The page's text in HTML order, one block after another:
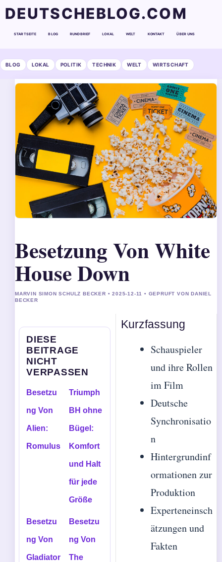
DEUTSCHEBLOG.COM
STARTSEITE BLOG RUNDBRIEF LOKAL WELT KONTAKT ÜBER UNS
BLOG LOKAL POLITIK TECHNIK WELT WIRTSCHAFT
Besetzung Von White
House Down
MARVIN SIMON SCHULZ BECKER • 2025-12-11 • GEPRUFT VON DANIEL
BECKER
DIESE
BEITRAGE
NICHT
VERPASSEN
Besetzu
ng Von
Alien:
Romulus
Triumph
BH ohne
Bügel:
Komfort
und Halt
für jede
Größe
Besetzu
ng Von
Gladiator
Besetzu
ng Von
The
Kurzfassung
Schauspieler
und ihre Rollen
im Film
Deutsche
Synchronisatio
n
Hintergrundinf
ormationen zur
Produktion
Experteneinsch
ätzungen und
Fakten